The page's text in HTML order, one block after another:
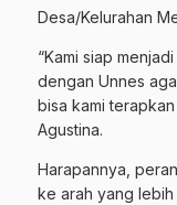
Desa/Kelurahan
“Kami siap
dengan Unnes
bisa kami
Agustina.
Harapannya,
ke arah yang